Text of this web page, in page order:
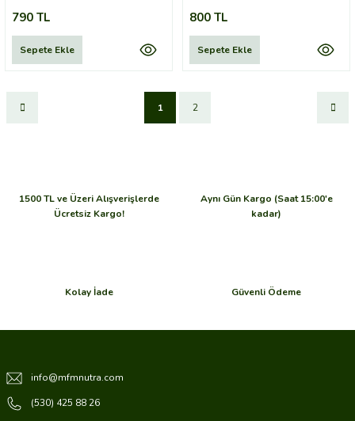
790 TL
Sepete Ekle
800 TL
Sepete Ekle
1 2
1500 TL ve Üzeri Alışverişlerde
Ücretsiz Kargo!
Aynı Gün Kargo (Saat 15:00'e
kadar)
Kolay İade Güvenli Ödeme
info@mfmnutra.com
(530) 425 88 26